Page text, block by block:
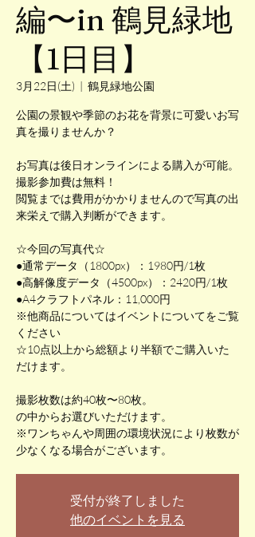
編〜in 鶴見緑地
【1日目】
3月22日(土)
  |
鶴見緑地公園
公園の景観や季節のお花を背景に可愛いお写
真を撮りませんか？
お写真は後日オンラインによる購入が可能。
撮影参加費は無料！
閲覧までは費用がかかりませんので写真の出
来栄えで購入判断ができます。
☆今回の写真代☆
●通常データ（1800px）：1980円/1枚
●高解像度データ（4500px）：2420円/1枚
●A4クラフトパネル：11,000円
※他商品についてはイベントについてをご覧
ください
☆10点以上から総額より半額でご購入いた
だけます。
撮影枚数は約40枚〜80枚。
の中からお選びいただけます。
※ワンちゃんや周囲の環境状況により枚数が
少なくなる場合がございます。
受付が終了しました
他のイベントを見る